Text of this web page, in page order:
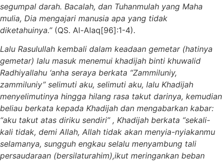
segumpal darah. Bacalah, dan Tuhanmulah yang Maha
mulia, Dia mengajari manusia apa yang tidak
diketahuinya.” (QS. Al-Alaq[96]:1-4).
Lalu Rasulullah kembali dalam keadaan gemetar (hatinya
gemetar) lalu masuk menemui khadijah binti khuwalid
Radhiyallahu ‘anha seraya berkata “Zammiluniy,
zammiluniy” selimuti aku, selimuti aku, lalu Khadijah
menyelimutinya hingga hilang rasa takut darinya, kemudian
beliau berkata kepada Khadijah dan mengabarkan kabar:
“aku takut atas diriku sendiri” , Khadijah berkata “sekali-
kali tidak, demi Allah, Allah tidak akan menyia-nyiakanmu
selamanya, sungguh engkau selalu menyambung tali
persaudaraan (bersilaturahim),ikut meringankan beban